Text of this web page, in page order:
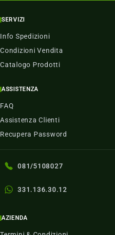
SERVIZI
Info Spedizioni
Condizioni Vendita
Catalogo Prodotti
ASSISTENZA
FAQ
Assistenza Clienti
Recupera Password
081/5108027
331.136.30.12
AZIENDA